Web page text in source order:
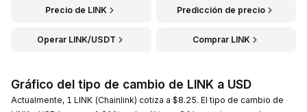
Precio de LINK Predicción de precio
Operar LINK/USDT Comprar LINK
Gráfico del tipo de cambio de LINK a USD
Actualmente, 1 LINK (Chainlink) cotiza a $8.25. El tipo de cambio de